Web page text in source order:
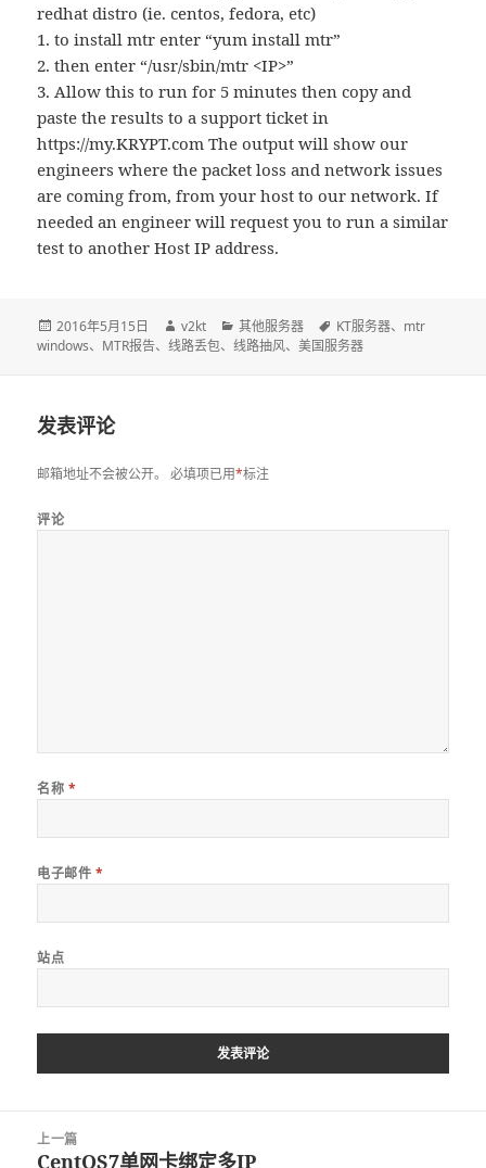
redhat distro (ie. centos, fedora, etc)
1. to install mtr enter “yum install mtr”
2. then enter “/usr/sbin/mtr <IP>”
3. Allow this to run for 5 minutes then copy and
paste the results to a support ticket in
https://my.KRYPT.com The output will show our
engineers where the packet loss and network issues
are coming from, from your host to our network. If
needed an engineer will request you to run a similar
test to another Host IP address.
发
布
2016年5月15日
作
者
v2kt
分
类
其他服务器
标
签
KT服务器、 mtr
windows、 MTR报告、线路丢包、线路抽风、美国服务器
发表评论
邮箱地址不会被公开。 必填项已用*标注
评论
名称 *
电子邮件 *
站点
上一篇
上
CentOS7单网卡绑定多IP